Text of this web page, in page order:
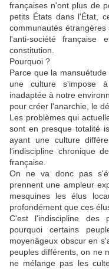
françaises n'ont plus de
petits États dans l'État,
communautés
l'anti-société française
constitution.
Pourquoi ?
Parce que la
une culture s'impose
inadaptée à notre
pour créer l'anarchie, le
Les problèmes qui
sont en presque totalité
ayant une culture
l'indiscipline chronique
française.
On ne va donc pas
prennent une ampleur
mesquines les élus
profondément que ces
C'est l'indiscipline des
pourquoi certains
moyenâgeux obscur en
peuples différents, on ne
ne mélange pas les